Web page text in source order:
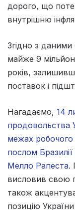
дорого, що
внутрішню
Згідно з
майже 9
років,
поставок і
Нагадаємо, 14
продовольства
межах робочого
послом
Мелло Рапеста.
висловив свою
також
позицію